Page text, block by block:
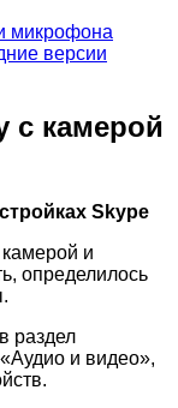
микрофона
версии
с камерой
Skype
и
определилось
раздел
и видео»,